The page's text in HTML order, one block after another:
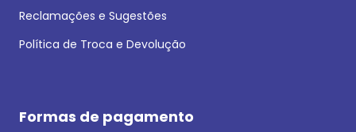
Reclamações e Sugestões
Política de Troca e Devolução
Formas de pagamento